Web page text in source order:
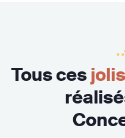
Tous cesjolis